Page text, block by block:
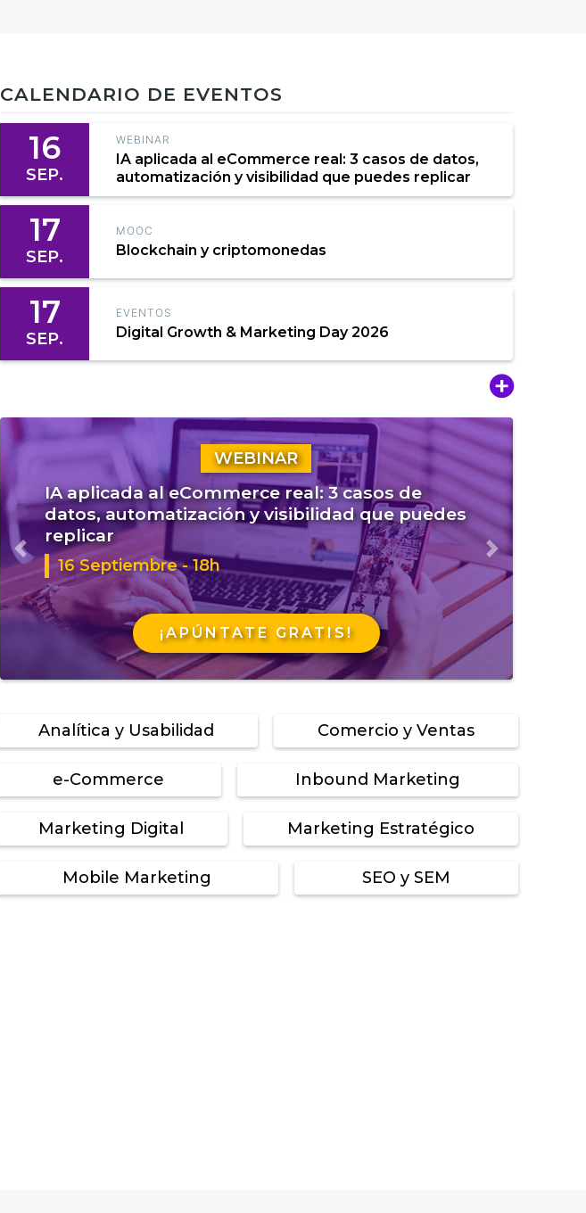
CALENDARIO DE EVENTOS
16
SEP.
WEBINAR
IA aplicada al eCommerce real: 3 casos de datos,
automatización y visibilidad que puedes replicar
17
SEP.
MOOC
Blockchain y criptomonedas
17
SEP.
EVENTOS
Digital Growth & Marketing Day 2026
WEBINAR
IA aplicada al eCommerce real: 3 casos de
datos, automatización y visibilidad que puedes
replicar
16 Septiembre - 18h
¡APÚNTATE GRATIS!
Anterior Siguiente
Analítica y Usabilidad Comercio y Ventas
e-Commerce Inbound Marketing
Marketing Digital Marketing Estratégico
Mobile Marketing SEO y SEM